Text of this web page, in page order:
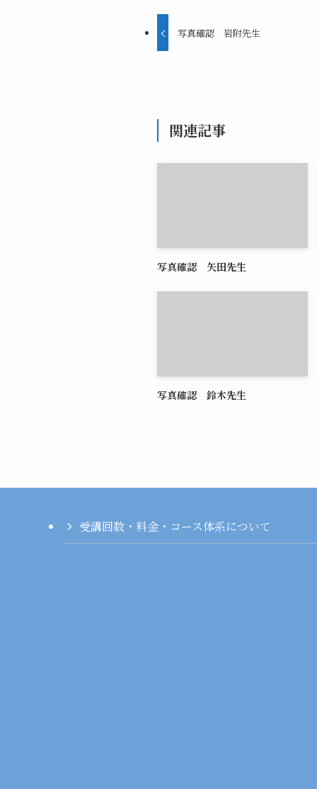
写真確認 岩附先生
関連記事
写真確認 矢田先生
写真確認 鈴木先生
受講回数・料金・コース体系について